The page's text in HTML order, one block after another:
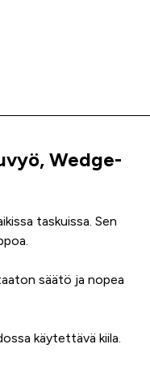
Wedge-
taskuissa. Sen
säätö ja nopea
käytettävä kiila.